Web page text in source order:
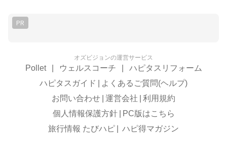
PR
オズビジョンの運営サービス
Pollet ウェルスコーチ
ハピタスリフォーム
ハピタスガイド
よくあるご質問(ヘルプ)
お問い合わせ 運営会社
利用規約
個人情報保護方針
PC版はこちら
旅行情報 たびハピ
ハピ得マガジン